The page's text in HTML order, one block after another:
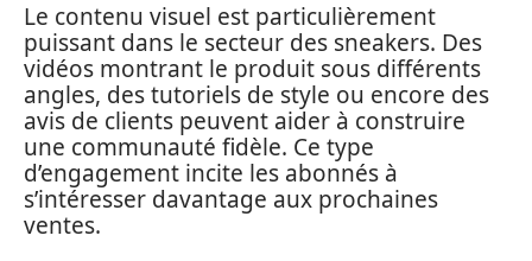
Le contenu visuel est particulièrement
puissant dans le secteur des sneakers. Des
vidéos montrant le produit sous différents
angles, des tutoriels de style ou encore des
avis de clients peuvent aider à construire
une communauté fidèle. Ce type
d’engagement incite les abonnés à
s’intéresser davantage aux prochaines
ventes.